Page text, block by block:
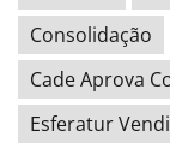
Consolidação
Cade Aprova
Esferatur